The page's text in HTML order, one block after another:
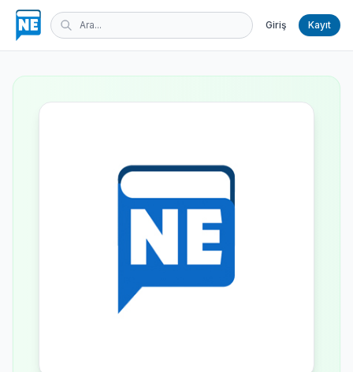
Giriş Kayıt